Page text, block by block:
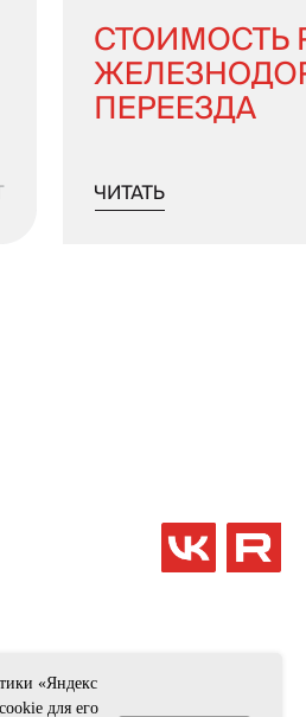
«Яндекс
для его